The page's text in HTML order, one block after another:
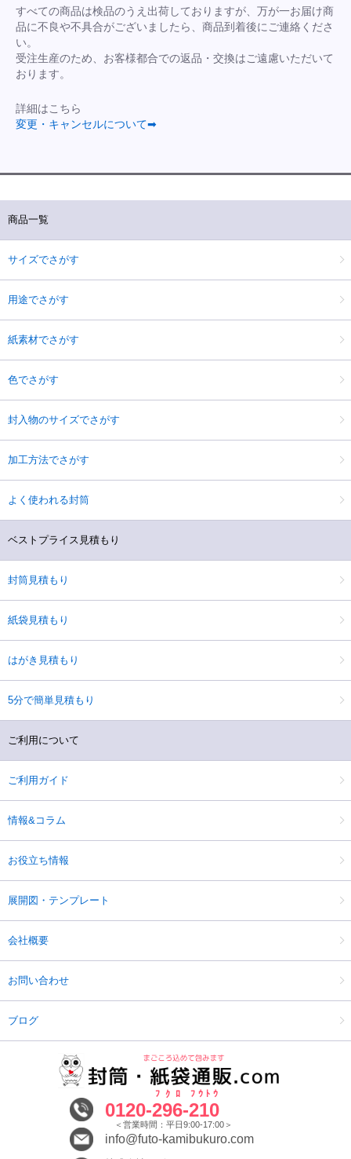
すべての商品は検品のうえ出荷しておりますが、万が一お届け商
品に不良や不具合がございましたら、商品到着後にご連絡くださ
い。
受注生産のため、お客様都合での返品・交換はご遠慮いただいて
おります。
詳細はこちら
変更・キャンセルについて➡
商品一覧
サイズでさがす
用途でさがす
紙素材でさがす
色でさがす
封入物のサイズでさがす
加工方法でさがす
よく使われる封筒
ベストプライス見積もり
封筒見積もり
紙袋見積もり
はがき見積もり
5分で簡単見積もり
ご利用について
ご利用ガイド
情報&コラム
お役立ち情報
展開図・テンプレート
会社概要
お問い合わせ
ブログ
0120-296
ﾌｸﾛ
-210
ﾌｳﾄｳ
＜営業時間：平日9:00-17:00＞
info@futo-kamibukuro.com